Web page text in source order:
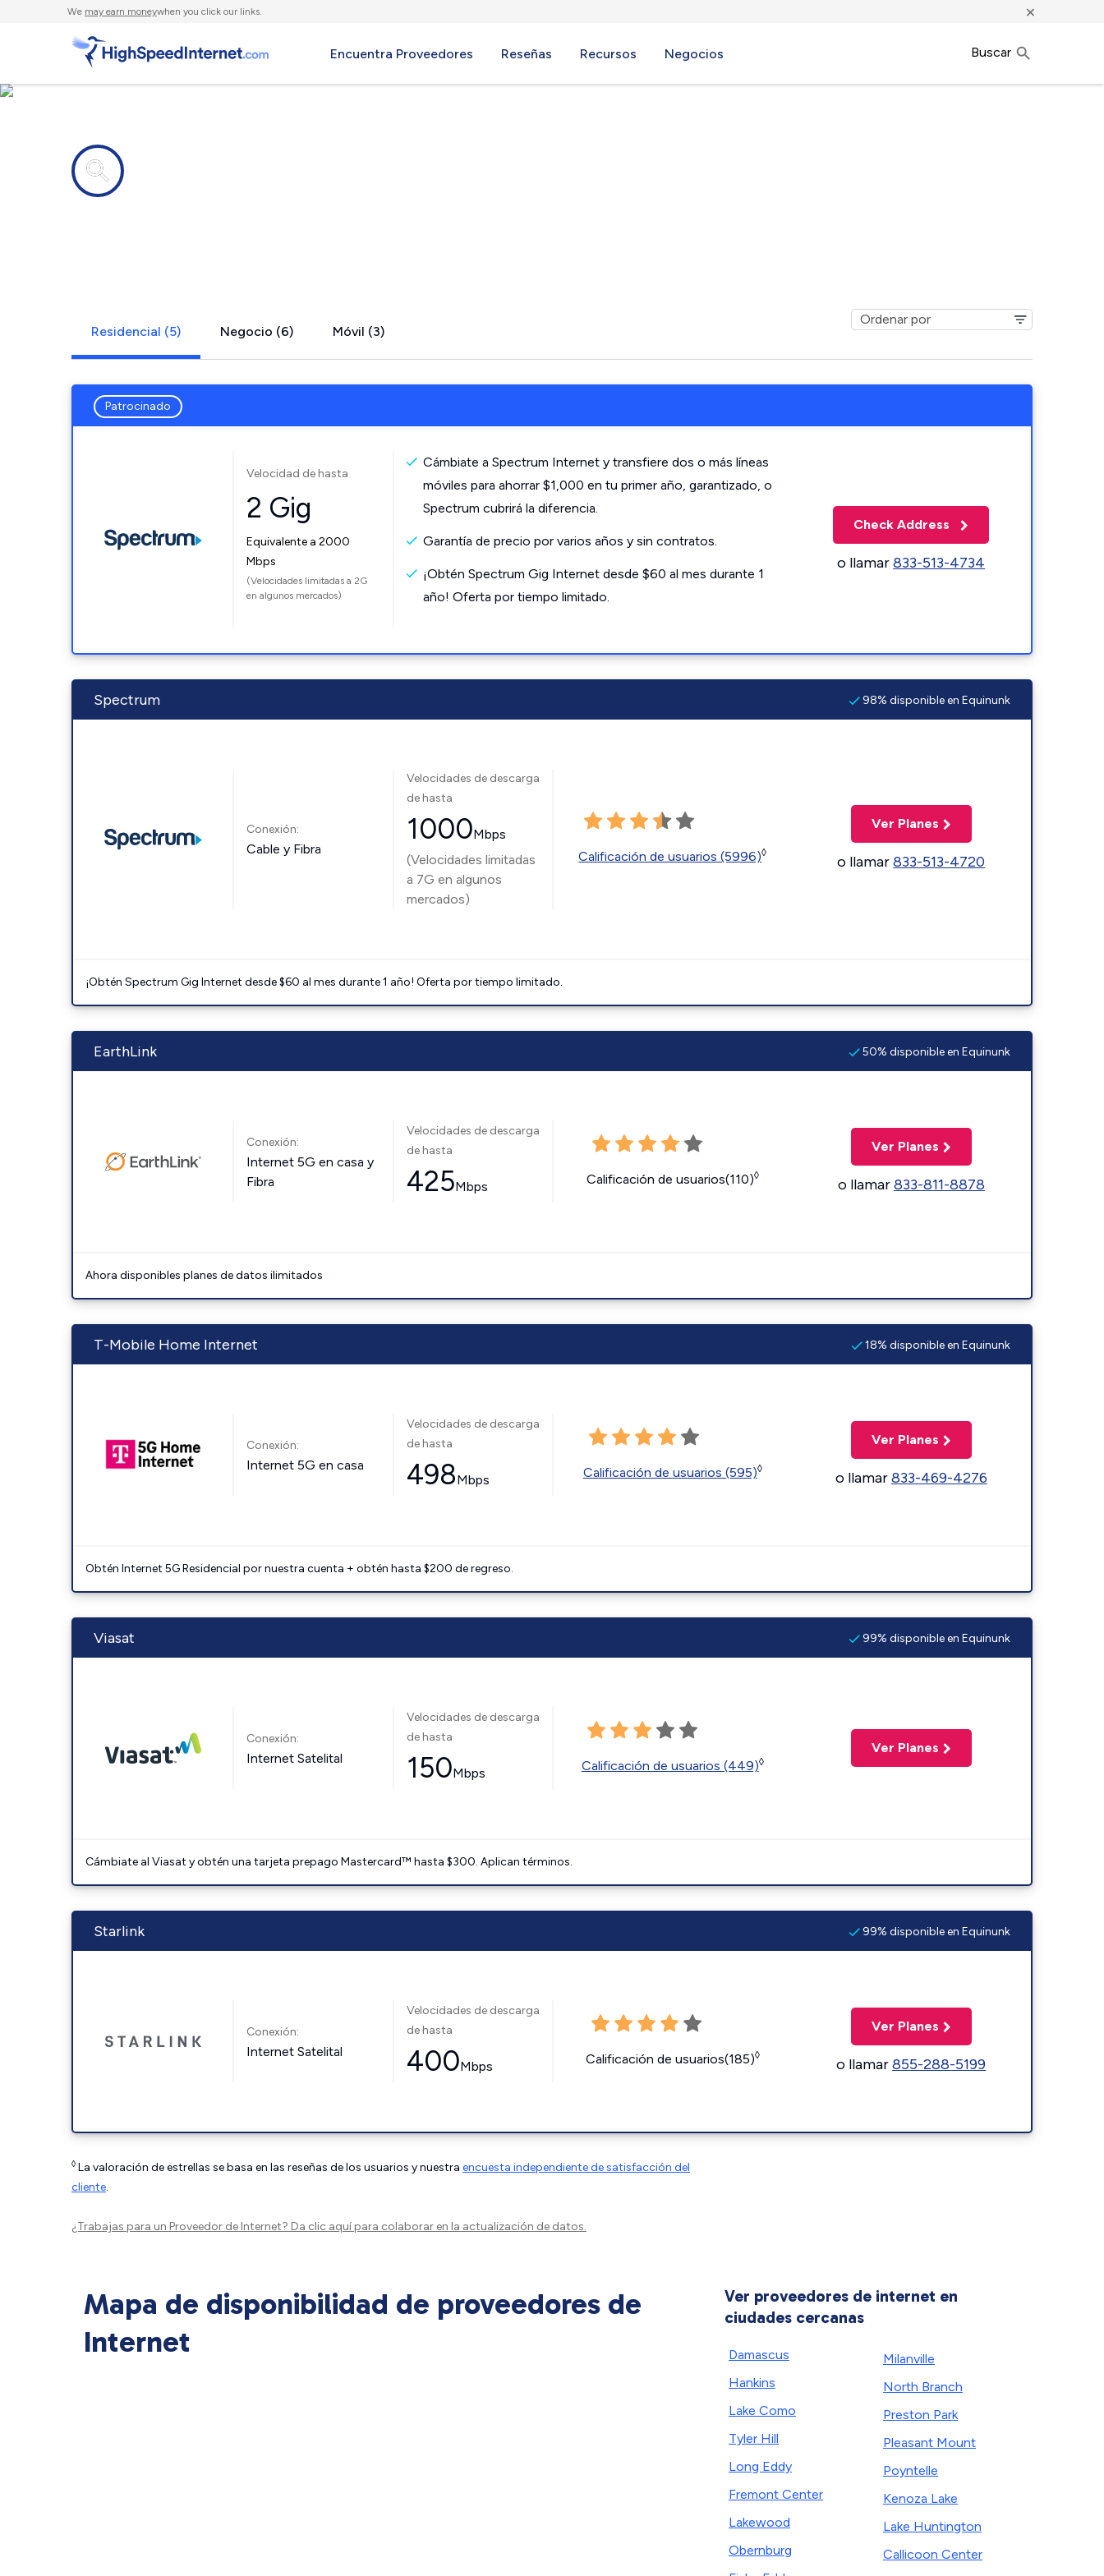
We may earn moneywhen you click our links. ×
Encuentra Proveedores Reseñas Recursos Negocios Buscar
Residencial (5) Negocio (6) Móvil (3)
Patrocinado
Velocidad de hasta
2 Gig
Equivalente a 2000
Mbps
(Velocidades limitadas a 2G
en algunos mercados)
Cámbiate a Spectrum Internet y transfiere dos o más líneas
móviles para ahorrar $1,000 en tu primer año, garantizado, o
Spectrum cubrirá la diferencia.
Garantía de precio por varios años y sin contratos.
¡Obtén Spectrum Gig Internet desde $60 al mes durante 1
año! Oferta por tiempo limitado.
Check Address
o llamar833-513-4734
Spectrum 98% disponible en Equinunk
Conexión:
Cable y Fibra
Velocidades de descarga
de hasta
1000Mbps
(Velocidades limitadas
a 7G en algunos
mercados)
Calificación de usuarios (5996)◊
Ver Planes
o llamar833-513-4720
¡Obtén Spectrum Gig Internet desde $60 al mes durante 1 año! Oferta por tiempo limitado.
EarthLink 50% disponible en Equinunk
Conexión:
Internet 5G en casa y
Fibra
Velocidades de descarga
de hasta
425Mbps Calificación de usuarios(110)◊
Ver Planes
o llamar833-811-8878
Ahora disponibles planes de datos ilimitados
T-Mobile Home Internet 18% disponible en Equinunk
Conexión:
Internet 5G en casa
Velocidades de descarga
de hasta
498Mbps Calificación de usuarios (595)◊
Ver Planes
o llamar833-469-4276
Obtén Internet 5G Residencial por nuestra cuenta + obtén hasta $200 de regreso.
Viasat 99% disponible en Equinunk
Conexión:
Internet Satelital
Velocidades de descarga
de hasta
150Mbps Calificación de usuarios (449)◊
Ver Planes
Cámbiate al Viasat y obtén una tarjeta prepago Mastercard™ hasta $300. Aplican términos.
Starlink 99% disponible en Equinunk
Conexión:
Internet Satelital
Velocidades de descarga
de hasta
400Mbps Calificación de usuarios(185)◊
Ver Planes
o llamar855-288-5199
◊ La valoración de estrellas se basa en las reseñas de los usuarios y nuestra encuesta independiente de satisfacción del
cliente.
¿Trabajas para un Proveedor de Internet? Da clic aquípara colaborar en la actualización de datos.
Mapa de disponibilidad de proveedores de
Internet
Ver proveedores de internet en
ciudades cercanas
Damascus
Hankins
Lake Como
Tyler Hill
Long Eddy
Fremont Center
Lakewood
Obernburg
Milanville
North Branch
Preston Park
Pleasant Mount
Poyntelle
Kenoza Lake
Lake Huntington
Callicoon Center